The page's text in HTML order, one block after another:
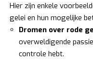
Hier zijn enkele
gelei en hun mogelijke
Dromen over rode
overweldigende
controle hebt.